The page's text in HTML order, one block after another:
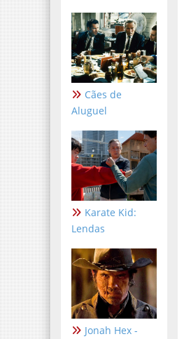
Cães de
Aluguel
Karate Kid:
Lendas
Jonah Hex -